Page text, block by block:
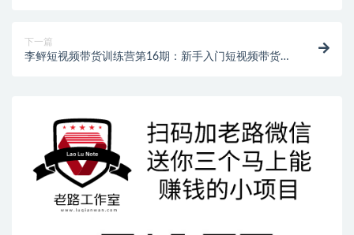
下一篇
李鲆短视频带货训练营第16期：新手入门短视频带货实